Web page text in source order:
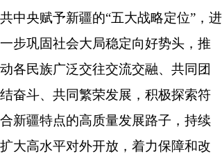
共中央赋予新疆的“五大战略定位”，进
一步巩固社会大局稳定向好势头，推
动各民族广泛交往交流交融、共同团
结奋斗、共同繁荣发展，积极探索符
合新疆特点的高质量发展路子，持续
扩大高水平对外开放，着力保障和改